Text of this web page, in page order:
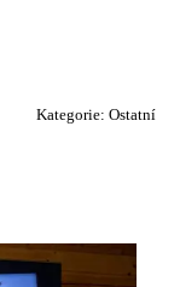
Kategorie: Ostatní